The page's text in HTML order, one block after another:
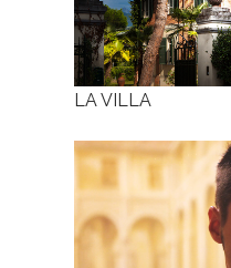
LA VILLA